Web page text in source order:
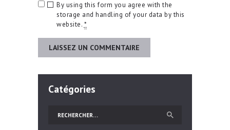
By using this form you agree with the
storage and handling of your data by this
website. *
Catégories